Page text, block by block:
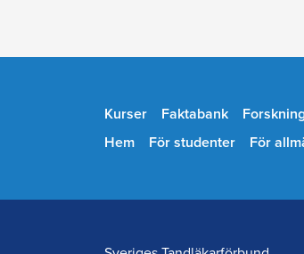
Kurser Faktabank
Hem
För studenter För